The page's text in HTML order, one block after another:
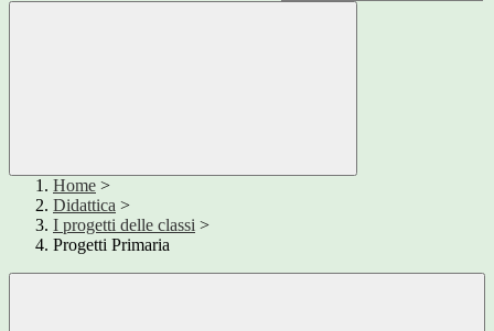
Home >
Didattica >
I progetti delle classi >
Progetti Primaria